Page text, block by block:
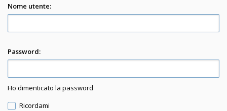
Nome utente:
Password:
Ho dimenticato la password
Ricordami